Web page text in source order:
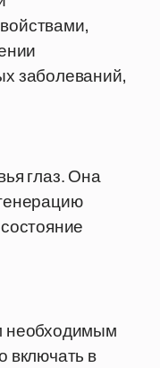
заболеваний,
глаз. Она
необходимым
включать в